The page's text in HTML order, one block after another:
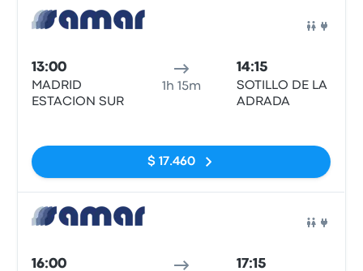
13:00
MADRID
ESTACION SUR
1h 15m
14:15
SOTILLO DE LA
ADRADA
$ 17.460
16:00 17:15